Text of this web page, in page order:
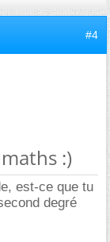
#4
:)
est-ce que tu
degré